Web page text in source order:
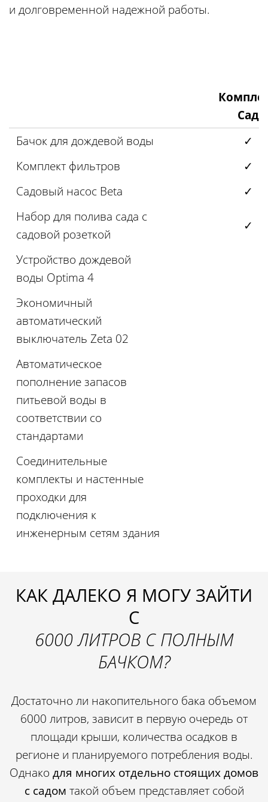
и долговременной надежной работы.
Сад
Бачок для дождевой воды
✓
Комплект фильтров
✓
Садовый насос Beta
✓
Набор для полива сада с
садовой розеткой
✓
Устройство дождевой
воды Optima 4
Экономичный
автоматический
выключатель Zeta 02
Автоматическое
пополнение запасов
питьевой воды в
соответствии со
стандартами
Соединительные
комплекты и настенные
проходки для
подключения к
инженерным сетям здания
КАК ДАЛЕКО Я МОГУ ЗАЙТИ
С
6000 ЛИТРОВ С ПОЛНЫМ
БАЧКОМ?
Достаточно ли накопительного бака объемом
6000 литров, зависит в первую очередь от
площади крыши, количества осадков в
регионе и планируемого потребления воды.
Однако для многих отдельно стоящих домов
с садом такой объем представляет собой